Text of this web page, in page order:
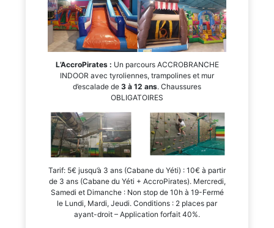
L’AccroPirates : Un parcours ACCROBRANCHE
INDOOR avec tyroliennes, trampolines et mur
d’escalade de 3 à 12 ans. Chaussures
OBLIGATOIRES
Tarif: 5€ jusqu’à 3 ans (Cabane du Yéti) : 10€ à partir
de 3 ans (Cabane du Yéti + AccroPirates). Mercredi,
Samedi et Dimanche : Non stop de 10h à 19-Fermé
le Lundi, Mardi, Jeudi. Conditions : 2 places par
ayant-droit – Application forfait 40%.